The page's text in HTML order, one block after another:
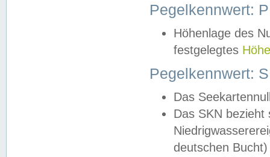
Pegelkennwert:
Höhenlage des
festgelegtes
Pegelkennwert:
Das
Das SKN
deutschen